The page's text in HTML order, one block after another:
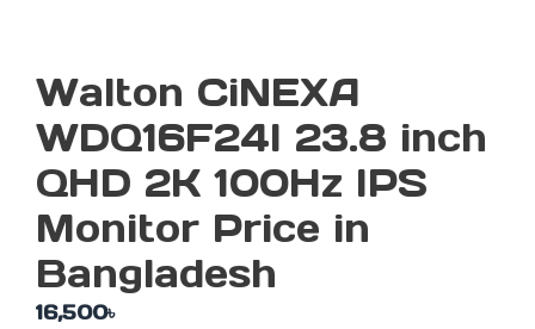
Walton CiNEXA
WDQ16F24I 23.8 inch
QHD 2K 100Hz IPS
Monitor Price in
Bangladesh
16,500৳